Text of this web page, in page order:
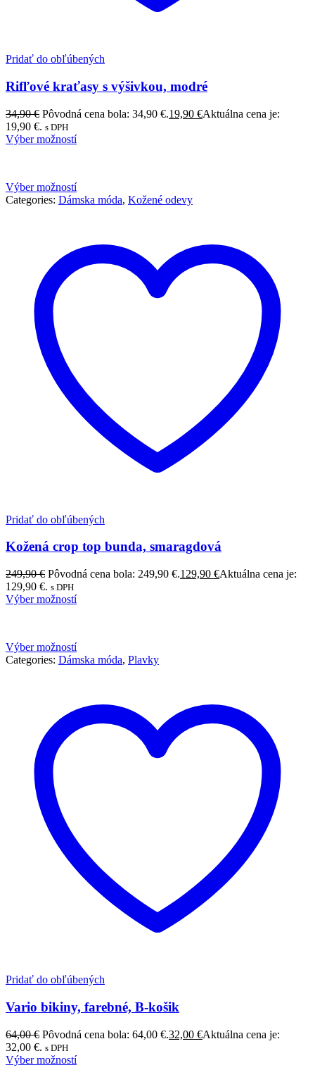
Pridať do obľúbených
Rifľové kraťasy s výšivkou, modré
34,90€ Pôvodná cena bola: 34,90 €.19,90 €Aktuálna cena je:
19,90 €. s DPH
Výber možností
Výber možností
Categories: Dámska móda, Kožené odevy
Pridať do obľúbených
Kožená crop top bunda, smaragdová
249,90€ Pôvodná cena bola: 249,90 €.129,90 €Aktuálna cena je:
129,90 €. s DPH
Výber možností
Výber možností
Categories: Dámska móda, Plavky
Pridať do obľúbených
Vario bikiny, farebné, B-košik
64,00€ Pôvodná cena bola: 64,00 €.32,00 €Aktuálna cena je:
32,00 €. s DPH
Výber možností